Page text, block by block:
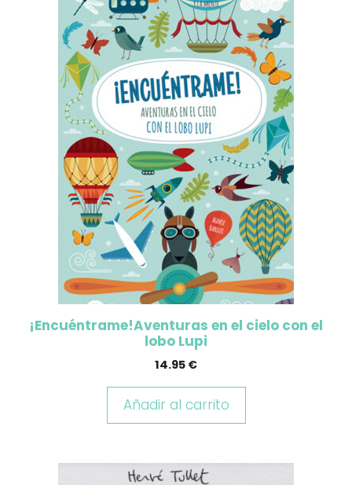
¡Encuéntrame!Aventuras en el cielo con el
lobo Lupi
14.95 €
Añadir al carrito